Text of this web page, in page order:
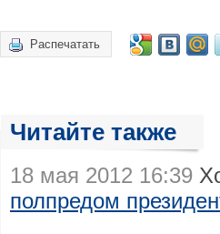
Распечатать
Читайте также
18 мая 2012 16:39
полпредом